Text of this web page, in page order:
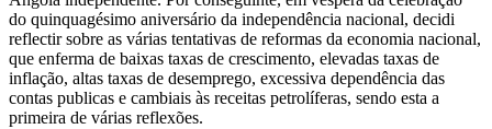
do quinquagésimo aniversário da independência nacional, decidi
reflectir sobre as várias tentativas de reformas da economia nacional,
que enferma de baixas taxas de crescimento, elevadas taxas de
inflação, altas taxas de desemprego, excessiva dependência das
contas publicas e cambiais às receitas petrolíferas, sendo esta a
primeira de várias reflexões.